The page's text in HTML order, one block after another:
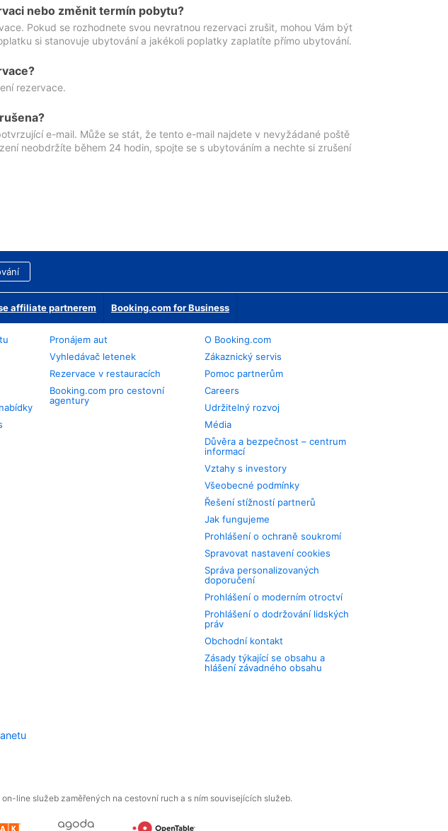
nebo změnit termín pobytu?
Pokud se rozhodnete svou nevratnou rezervaci zrušit, mohou Vám být
si stanovuje ubytování a jakékoli poplatky zaplatíte přímo ubytování.
rezervace.
e-mail. Může se stát, že tento e-mail najdete v nevyžádané poště
neobdržíte během 24 hodin, spojte se s ubytováním a nechte si zrušení
affiliate partnerem Booking.com for Business
Pronájem aut
Vyhledávač letenek
Rezervace v restauracích
Booking.com pro cestovní
agentury
O Booking.com
Zákaznický servis
Pomoc partnerům
Careers
Udržitelný rozvoj
Média
Důvěra a bezpečnost – centrum
informací
Vztahy s investory
Všeobecné podmínky
Řešení stížností partnerů
Jak fungujeme
Prohlášení o ochraně soukromí
Spravovat nastavení cookies
Správa personalizovaných
doporučení
Prohlášení o moderním otroctví
Prohlášení o dodržování lidských
práv
Obchodní kontakt
Zásady týkající se obsahu a
hlášení závadného obsahu
line služeb zaměřených na cestovní ruch a s ním souvisejících služeb.